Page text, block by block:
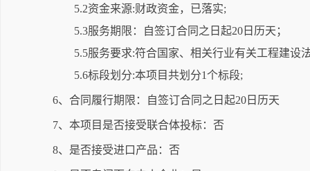
5.2资金来源:财政资金，已落实;
5.3服务期限：自签订合同之日起20日历天；
5.5服务要求:符合国家、相关行业有关工程建设
5.6标段划分:本项目共划分1个标段;
6、合同履行期限：自签订合同之日起20日历天
7、本项目是否接受联合体投标：否
8、是否接受进口产品：否